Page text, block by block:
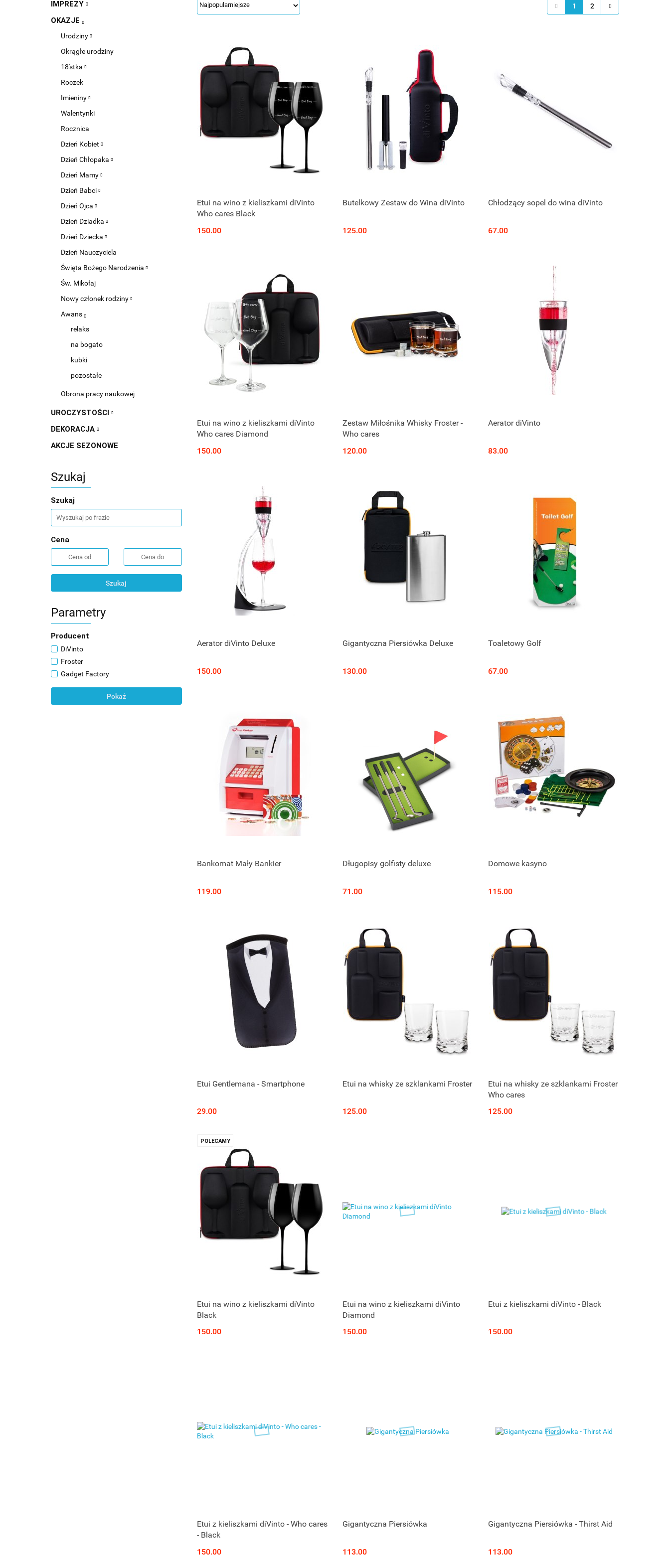
IMPREZY
OKAZJE
Urodziny
Okrągłe urodziny
18'stka
Roczek
Imieniny
Walentynki
Rocznica
Dzień Kobiet
Dzień Chłopaka
Dzień Mamy
Dzień Babci
Dzień Ojca
Dzień Dziadka
Dzień Dziecka
Dzień Nauczyciela
Święta Bożego Narodzenia
Św. Mikołaj
Nowy członek rodziny
Awans
relaks
na bogato
kubki
pozostałe
Obrona pracy naukowej
UROCZYSTOŚCI
DEKORACJA
AKCJE SEZONOWE
Szukaj
Szukaj
Cena
Szukaj
Parametry
Producent
DiVinto
Froster
Gadget Factory
Pokaż
1 2
Etui na wino z kieliszkami diVinto
Who cares Black
150.00
Butelkowy Zestaw do Wina diVinto
125.00
Chłodzący sopel do wina diVinto
67.00
Etui na wino z kieliszkami diVinto
Who cares Diamond
150.00
Zestaw Miłośnika Whisky Froster -
Who cares
120.00
Aerator diVinto
83.00
Aerator diVinto Deluxe
150.00
Gigantyczna Piersiówka Deluxe
130.00
Toaletowy Golf
67.00
Bankomat Mały Bankier
119.00
Długopisy golfisty deluxe
71.00
Domowe kasyno
115.00
Etui Gentlemana - Smartphone
29.00
Etui na whisky ze szklankami Froster
125.00
Etui na whisky ze szklankami Froster
Who cares
125.00
POLECAMY
Etui na wino z kieliszkami diVinto
Black
150.00
Etui na wino z kieliszkami diVinto
Diamond
150.00
Etui z kieliszkami diVinto - Black
150.00
Etui z kieliszkami diVinto - Who cares
- Black
150.00
Gigantyczna Piersiówka
113.00
Gigantyczna Piersiówka - Thirst Aid
113.00